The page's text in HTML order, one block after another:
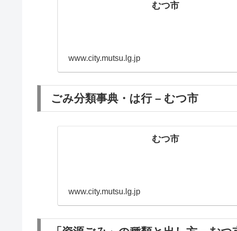
むつ市
www.city.mutsu.lg.jp
ごみ分類事典・は行 – むつ市
むつ市
www.city.mutsu.lg.jp